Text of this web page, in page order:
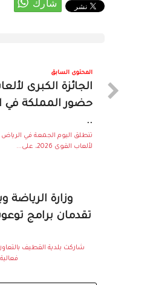
المحتوى السابق
الجائزة الكبرى
حضور المملكة في
..
تنطلق اليوم الجمعة في الرياض
لألعاب القوى 2026، على...
وزارة الرياضة
تقدمان برامج
شاركت بلدية القطيف